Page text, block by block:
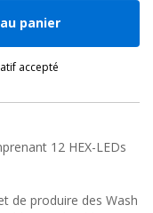
panier
accepté
12 HEX-LEDs
de produire des Wash